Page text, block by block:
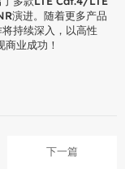
演进。随着更多产品
持续深入，以高性
业成功！
下一篇